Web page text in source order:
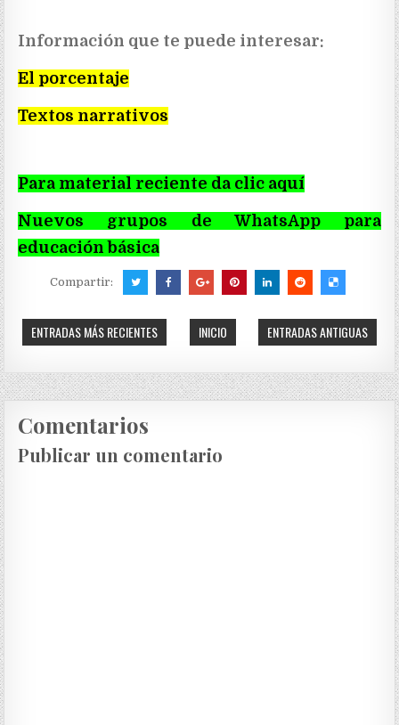
Información que te puede interesar:
El porcentaje
Textos narrativos
Para material reciente da clic aquí
Nuevos grupos de WhatsApp para
educación básica
Compartir:
ENTRADAS MÁS RECIENTES ENTRADAS ANTIGUAS
INICIO
Comentarios
Publicar un comentario